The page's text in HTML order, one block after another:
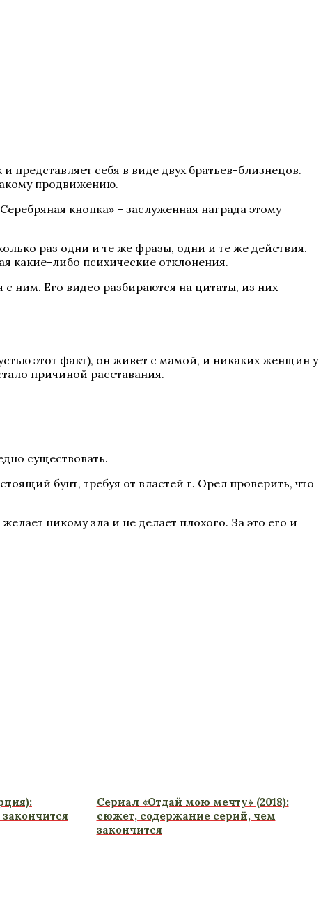
себя в виде двух братьев-близнецов.
продвижению.
кнопка» – заслуженная награда этому
раз одни и те же фразы, одни и те же действия.
какие-либо психические отклонения.
ним. Его видео разбираются на цитаты, из них
этот факт), он живет с мамой, и никаких женщин у
причиной расставания.
существовать.
бунт, требуя от властей г. Орел проверить, что
никому зла и не делает плохого. За это его и
Сериал «Отдай мою мечту» (2018):
сюжет, содержание серий, чем
закончится